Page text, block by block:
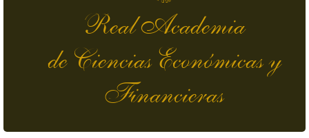
Real Academia
de Ciencias Económicas y
Financieras